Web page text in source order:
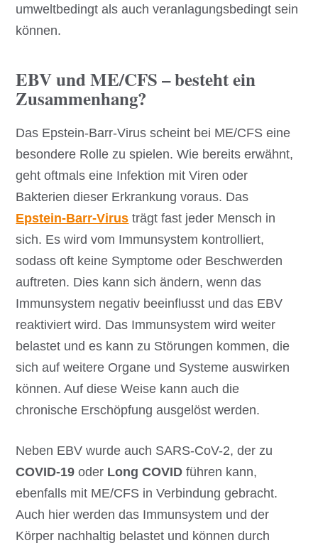
umweltbedingt als auch veranlagungsbedingt sein
können.
EBV und ME/CFS – besteht ein
Zusammenhang?
Das Epstein-Barr-Virus scheint bei ME/CFS eine
besondere Rolle zu spielen. Wie bereits erwähnt,
geht oftmals eine Infektion mit Viren oder
Bakterien dieser Erkrankung voraus. Das
Epstein-Barr-Virus trägt fast jeder Mensch in
sich. Es wird vom Immunsystem kontrolliert,
sodass oft keine Symptome oder Beschwerden
auftreten. Dies kann sich ändern, wenn das
Immunsystem negativ beeinflusst und das EBV
reaktiviert wird. Das Immunsystem wird weiter
belastet und es kann zu Störungen kommen, die
sich auf weitere Organe und Systeme auswirken
können. Auf diese Weise kann auch die
chronische Erschöpfung ausgelöst werden.
Neben EBV wurde auch SARS-CoV-2, der zu
COVID-19 oder Long COVID führen kann,
ebenfalls mit ME/CFS in Verbindung gebracht.
Auch hier werden das Immunsystem und der
Körper nachhaltig belastet und können durch